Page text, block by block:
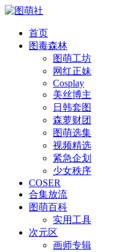
首页
图毒森林
图萌工坊
网红正妹
Cosplay
美丝博主
日韩套图
森萝财团
图萌选集
视频精选
紧急企划
少女秩序
COSER
合集放流
图萌百科
实用工具
次元区
画师专辑